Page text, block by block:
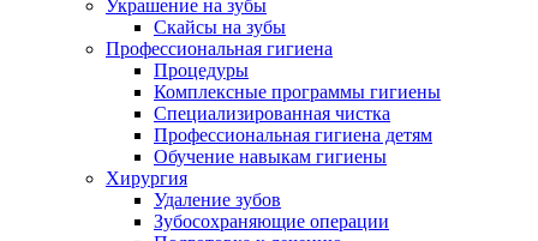
Украшение на зубы
Скайсы на зубы
Профессиональная гигиена
Процедуры
Комплексные программы гигиены
Специализированная чистка
Профессиональная гигиена детям
Обучение навыкам гигиены
Хирургия
Удаление зубов
Зубосохраняющие операции